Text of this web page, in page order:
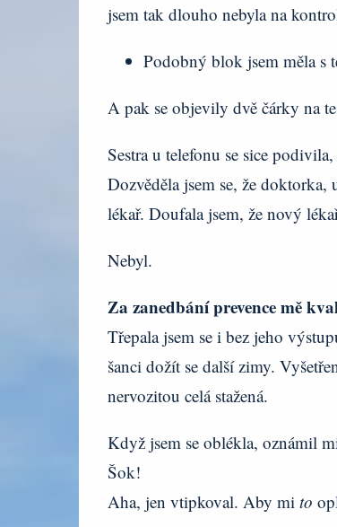
jsem tak dlouho nebyla na
Podobný blok jsem měla s
A pak se objevily dvě čárky na
Sestra u telefonu se sice
Dozvěděla jsem se, že
lékař. Doufala jsem, že nový
Nebyl.
Za zanedbání prevence mě
Třepala jsem se i bez jeho
šanci dožít se další zimy.
nervozitou celá stažená.
Když jsem se oblékla, oznámil
Šok!
Aha, jen vtipkoval. Aby mi to